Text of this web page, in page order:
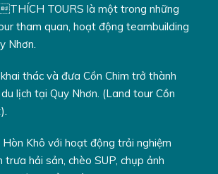
TOURS là một trong những
tham quan, hoạt động teambuilding
Nhơn.
thác và đưa Cồn Chim trở thành
lịch tại Quy Nhơn. (Land tour Cồn
Khô với hoạt động trải nghiệm
trưa hải sản, chèo SUP, chụp ảnh